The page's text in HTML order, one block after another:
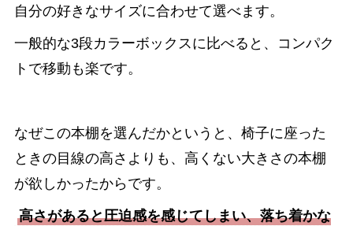
自分の好きなサイズに合わせて選べます。
一般的な3段カラーボックスに比べると、コンパク
トで移動も楽です。
なぜこの本棚を選んだかというと、椅子に座った
ときの目線の高さよりも、高くない大きさの本棚
が欲しかったからです。
高さがあると圧迫感を感じてしまい、落ち着かな